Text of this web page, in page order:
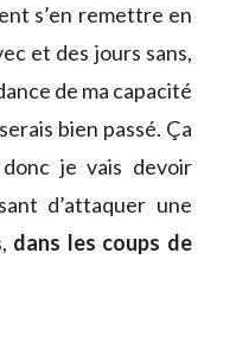
s’en remettre en
et des jours sans,
de ma capacité
bien passé. Ça
je vais devoir
d’attaquer une
dans les coups de